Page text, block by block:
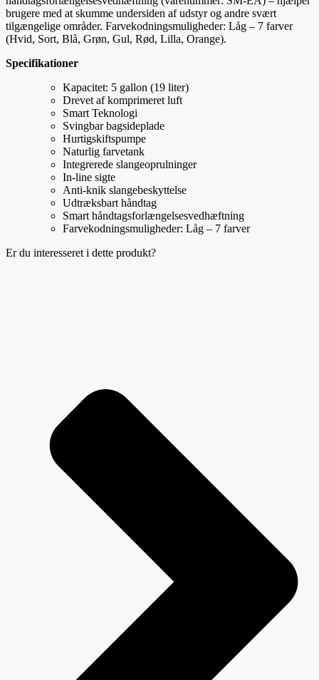
brugere med at skumme undersiden af udstyr og andre svært
tilgængelige områder. Farvekodningsmuligheder: Låg – 7 farver
(Hvid, Sort, Blå, Grøn, Gul, Rød, Lilla, Orange).
Specifikationer
Kapacitet: 5 gallon (19 liter)
Drevet af komprimeret luft
Smart Teknologi
Svingbar bagsideplade
Hurtigskiftspumpe
Naturlig farvetank
Integrerede slangeoprulninger
In-line sigte
Anti-knik slangebeskyttelse
Udtræksbart håndtag
Smart håndtagsforlængelsesvedhæftning
Farvekodningsmuligheder: Låg – 7 farver
Er du interesseret i dette produkt?